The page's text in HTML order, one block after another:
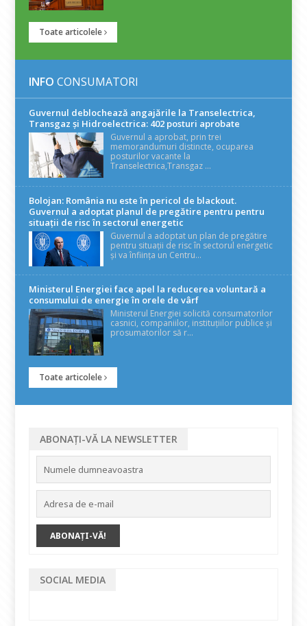
Toate articolele
INFO CONSUMATORI
Guvernul deblochează angajările la Transelectrica,
Transgaz și Hidroelectrica: 402 posturi aprobate
Guvernul a aprobat, prin trei
memorandumuri distincte, ocuparea
posturilor vacante la
Transelectrica,Transgaz ...
Bolojan: România nu este în pericol de blackout.
Guvernul a adoptat planul de pregătire pentru pentru
situații de risc în sectorul energetic
Guvernul a adoptat un plan de pregătire
pentru situații de risc în sectorul energetic
și va înființa un Centru...
Ministerul Energiei face apel la reducerea voluntară a
consumului de energie în orele de vârf
Ministerul Energiei solicită consumatorilor
casnici, companiilor, instituțiilor publice și
prosumatorilor să r...
Toate articolele
ABONAȚI-VĂ LA NEWSLETTER
SOCIAL MEDIA